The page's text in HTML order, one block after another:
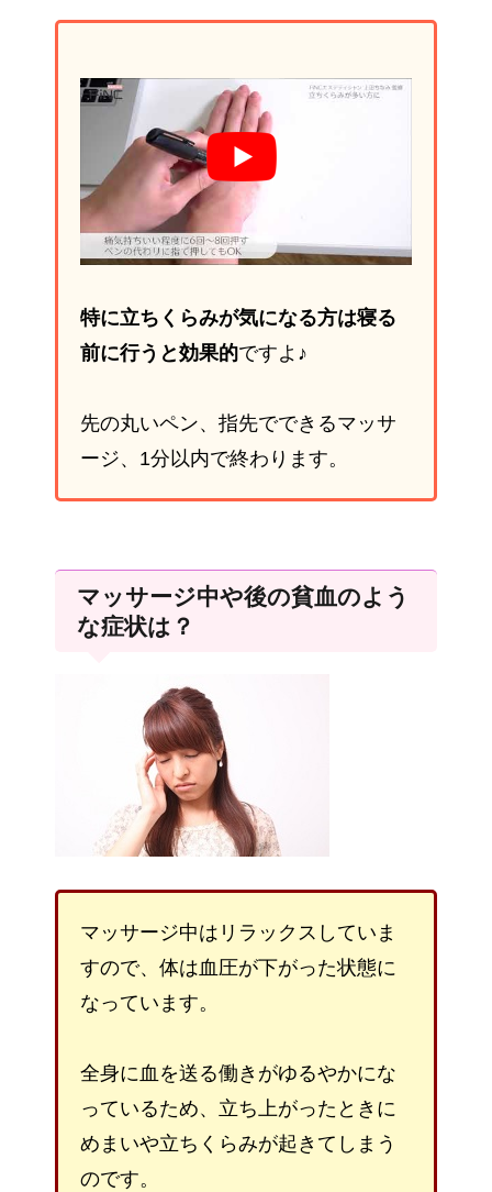
特に立ちくらみが気になる方は寝る
前に行うと効果的ですよ♪
先の丸いペン、指先でできるマッサ
ージ、1分以内で終わります。
マッサージ中や後の貧血のよう
な症状は？
マッサージ中はリラックスしていま
すので、体は血圧が下がった状態に
なっています。
全身に血を送る働きがゆるやかにな
っているため、立ち上がったときに
めまいや立ちくらみが起きてしまう
のです。